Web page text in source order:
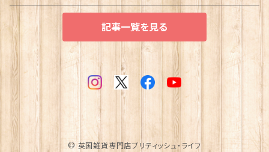
記事一覧を見る
© 英国雑貨専門店ブリティッシュ・ライフ